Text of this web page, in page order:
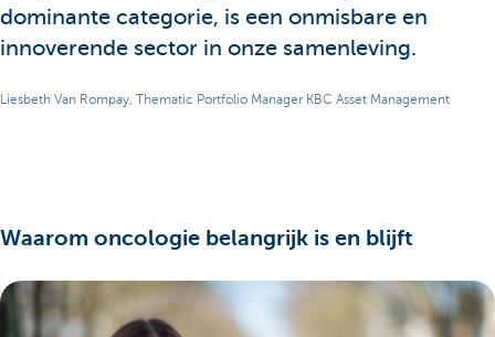
dominante categorie, is een onmisbare en
innoverende sector in onze samenleving.
Liesbeth Van Rompay, Thematic Portfolio Manager KBC Asset Management
Waarom oncologie belangrijk is en blijft